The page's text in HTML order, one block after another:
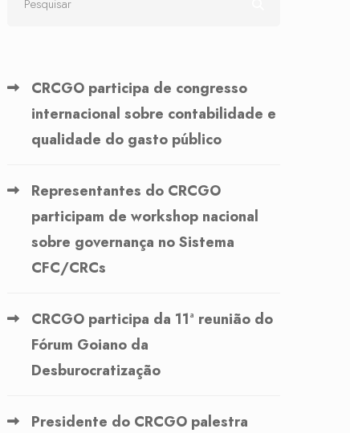
CRCGO participa de congresso
internacional sobre contabilidade e
qualidade do gasto público
Representantes do CRCGO
participam de workshop nacional
sobre governança no Sistema
CFC/CRCs
CRCGO participa da 11ª reunião do
Fórum Goiano da
Desburocratização
Presidente do CRCGO palestra